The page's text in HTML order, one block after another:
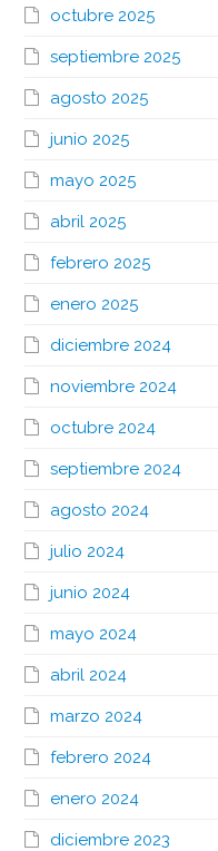
octubre 2025
septiembre 2025
agosto 2025
junio 2025
mayo 2025
abril 2025
febrero 2025
enero 2025
diciembre 2024
noviembre 2024
octubre 2024
septiembre 2024
agosto 2024
julio 2024
junio 2024
mayo 2024
abril 2024
marzo 2024
febrero 2024
enero 2024
diciembre 2023